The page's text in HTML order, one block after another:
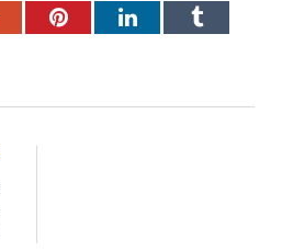
PinterestLinkedInTumblr